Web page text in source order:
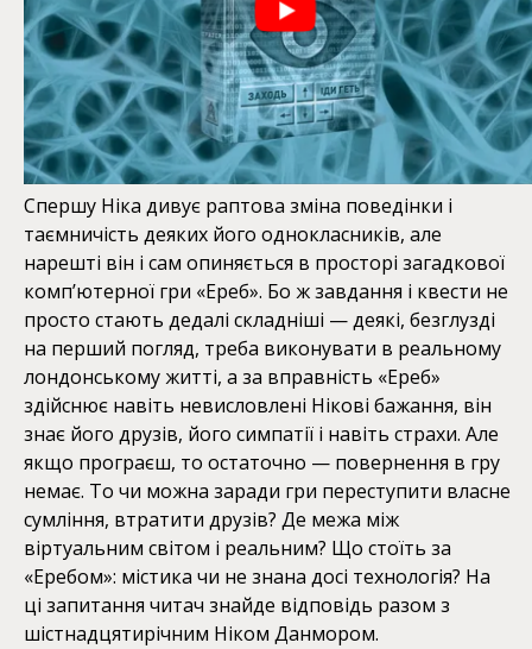
Спершу Ніка дивує раптова зміна поведінки і
таємничість деяких його однокласників, але
нарешті він і сам опиняється в просторі загадкової
комп’ютерної гри «Ереб». Бо ж завдання і квести не
просто стають дедалі складніші — деякі, безглузді
на перший погляд, треба виконувати в реальному
лондонському житті, а за вправність «Ереб»
здійснює навіть невисловлені Нікові бажання, він
знає його друзів, його симпатії і навіть страхи. Але
якщо програєш, то остаточно — повернення в гру
немає. То чи можна заради гри переступити власне
сумління, втратити друзів? Де межа між
віртуальним світом і реальним? Що стоїть за
«Еребом»: містика чи не знана досі технологія? На
ці запитання читач знайде відповідь разом з
шістнадцятирічним Ніком Данмором.